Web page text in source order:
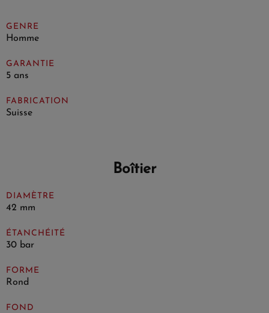
GENRE
Homme
GARANTIE
5 ans
FABRICATION
Suisse
Boîtier
DIAMÈTRE
42 mm
ÉTANCHÉITÉ
30 bar
FORME
Rond
FOND